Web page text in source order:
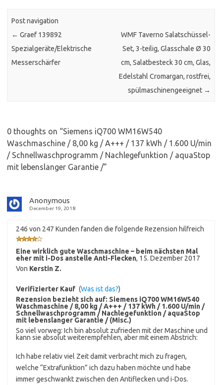
Post navigation
← Graef 139892
Spezialgeräte/Elektrische
Messerschärfer
WMF Taverno Salatschüssel-
Set, 3-teilig, Glasschale Ø 30
cm, Salatbesteck 30 cm, Glas,
Edelstahl Cromargan, rostfrei,
spülmaschinengeeignet →
0 thoughts on “Siemens iQ700 WM16W540
Waschmaschine / 8,00 kg / A+++ / 137 kWh / 1.600 U/min
/ Schnellwaschprogramm / Nachlegefunktion / aquaStop
mit lebenslanger Garantie /”
Anonymous
December 19, 2018
246 von 247 Kunden fanden die folgende Rezension hilfreich
Eine wirklich gute Waschmaschine – beim nächsten Mal
eher mit i-Dos anstelle Anti-Flecken, 15. Dezember 2017
Von Kerstin Z.
Verifizierter Kauf (Was ist das?)
Rezension bezieht sich auf: Siemens iQ700 WM16W540
Waschmaschine / 8,00 kg / A+++ / 137 kWh / 1.600 U/min /
Schnellwaschprogramm / Nachlegefunktion / aquaStop
mit lebenslanger Garantie / (Misc.)
So viel vorweg: Ich bin absolut zufrieden mit der Maschine und
kann sie absolut weiterempfehlen, aber mit einem Abstrich:
Ich habe relativ viel Zeit damit verbracht mich zu fragen,
welche “Extrafunktion” ich dazu haben möchte und habe
immer geschwankt zwischen den Antiflecken und i-Dos.